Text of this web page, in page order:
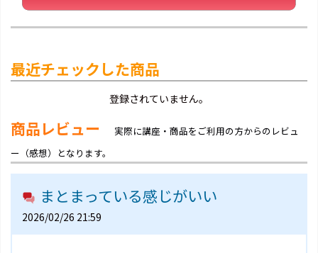
最近チェックした商品
登録されていません。
商品レビュー
実際に講座・商品をご利用の方からのレビュ
ー（感想）となります。
まとまっている感じがいい
2026/02/26 21:59